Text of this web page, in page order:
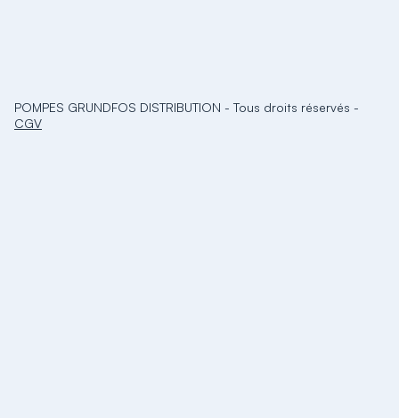
POMPES GRUNDFOS DISTRIBUTION - Tous droits réservés -
CGV